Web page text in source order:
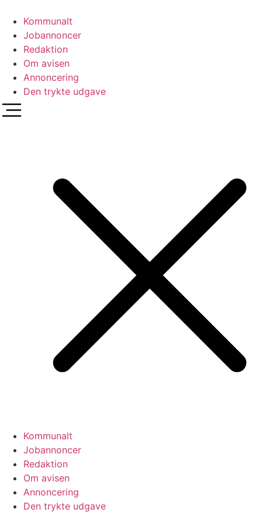
indhold
Kommunalt
Jobannoncer
Redaktion
Om avisen
Annoncering
Den trykte udgave
Kommunalt
Jobannoncer
Redaktion
Om avisen
Annoncering
Den trykte udgave